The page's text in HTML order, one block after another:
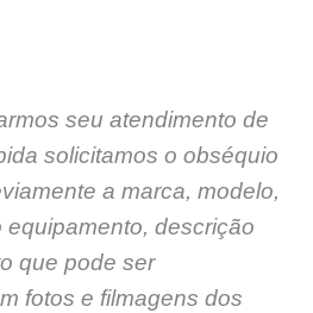
seu atendimento de
solicitamos o obséquio
a marca, modelo,
descrição
que pode ser
fotos e filmagens dos